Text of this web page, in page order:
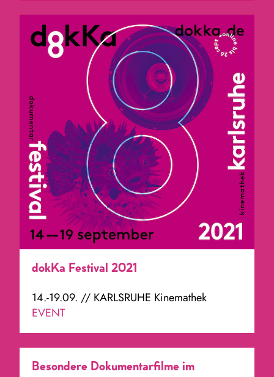
dokKa Festival 2021
14.-19.09. // KARLSRUHE Kinemathek
EVENT
Besondere Dokumentarfilme im